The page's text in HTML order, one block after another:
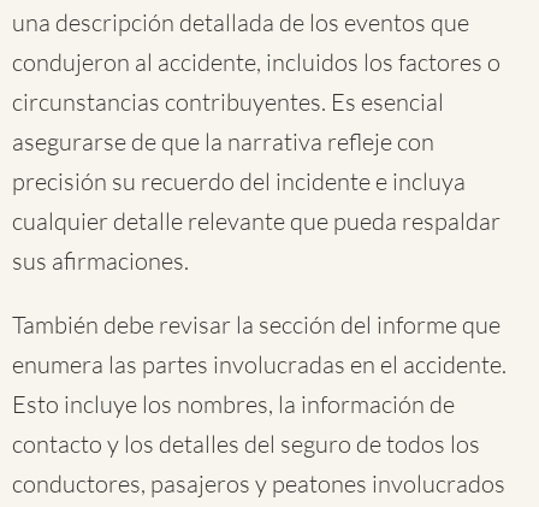
una descripción detallada de los eventos que
condujeron al accidente, incluidos los factores o
circunstancias contribuyentes. Es esencial
asegurarse de que la narrativa refleje con
precisión su recuerdo del incidente e incluya
cualquier detalle relevante que pueda respaldar
sus afirmaciones.
También debe revisar la sección del informe que
enumera las partes involucradas en el accidente.
Esto incluye los nombres, la información de
contacto y los detalles del seguro de todos los
conductores, pasajeros y peatones involucrados